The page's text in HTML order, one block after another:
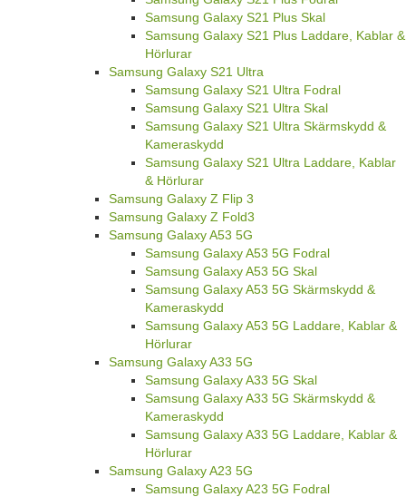
Samsung Galaxy S21 Plus Skal
Samsung Galaxy S21 Plus Laddare, Kablar &
Hörlurar
Samsung Galaxy S21 Ultra
Samsung Galaxy S21 Ultra Fodral
Samsung Galaxy S21 Ultra Skal
Samsung Galaxy S21 Ultra Skärmskydd &
Kameraskydd
Samsung Galaxy S21 Ultra Laddare, Kablar
& Hörlurar
Samsung Galaxy Z Flip 3
Samsung Galaxy Z Fold3
Samsung Galaxy A53 5G
Samsung Galaxy A53 5G Fodral
Samsung Galaxy A53 5G Skal
Samsung Galaxy A53 5G Skärmskydd &
Kameraskydd
Samsung Galaxy A53 5G Laddare, Kablar &
Hörlurar
Samsung Galaxy A33 5G
Samsung Galaxy A33 5G Skal
Samsung Galaxy A33 5G Skärmskydd &
Kameraskydd
Samsung Galaxy A33 5G Laddare, Kablar &
Hörlurar
Samsung Galaxy A23 5G
Samsung Galaxy A23 5G Fodral